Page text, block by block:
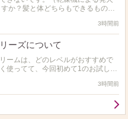
か？髪と体どちらもできるものだ
3時間前
ーズについて
ームは、どのレベルがおすすめで
使ってて、今回初めて1のお試しサ
らだったので、次に2…
3時間前